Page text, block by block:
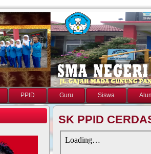
PPID Guru Siswa
SK PPID